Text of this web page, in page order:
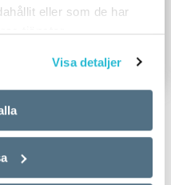
eller som de har
tjänster.
Visa detaljer